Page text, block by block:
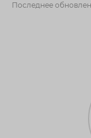
Последнее